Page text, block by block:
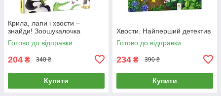
Крила, лапи і хвости –
знайди! Зоошукалочка
Готово до відправки
204 ₴ 340 ₴
Купити
Хвости. Найперший детектив
Готово до відправки
234 ₴ 390 ₴
Купити